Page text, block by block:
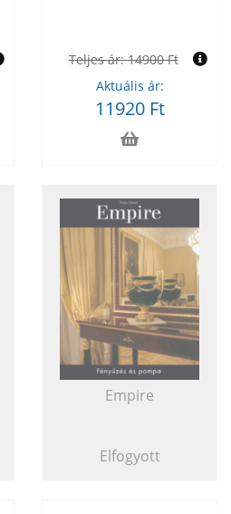
Teljes ár:14900 Ft
Aktuális ár:
11920 Ft
Empire
Elfogyott